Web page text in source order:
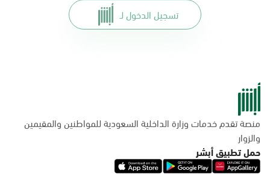
تسجيل الدخول لـ
منصة تقدم خدمات وزارة الداخلية السعودية للمواطنين والمقيمين
والزوار
حمل تطبيق أبشر